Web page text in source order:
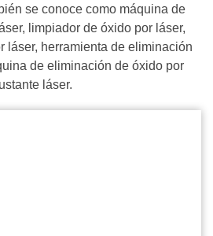
se conoce como máquina de
limpiador de óxido por láser,
láser, herramienta de eliminación
de eliminación de óxido por
láser.